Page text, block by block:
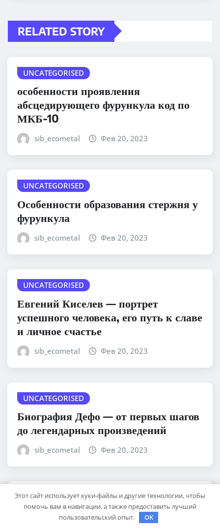
RELATED STORY
UNCATEGORISED
особенности проявления
абсцедирующего фурункула код по
МКБ-10
sib_ecometal Фев 20, 2023
UNCATEGORISED
Особенности образования стержня у
фурункула
sib_ecometal Фев 20, 2023
UNCATEGORISED
Евгений Киселев — портрет
успешного человека, его путь к славе
и личное счастье
sib_ecometal Фев 20, 2023
UNCATEGORISED
Биография Дефо — от первых шагов
до легендарных произведений
sib_ecometal Фев 20, 2023
UNCATEGORISED
Ликстанов Михаил Исаакович —
Этот сайт использует куки-файлы и другие технологии, чтобы
помочь вам в навигации, а также предоставить лучший
пользовательский опыт.
OK